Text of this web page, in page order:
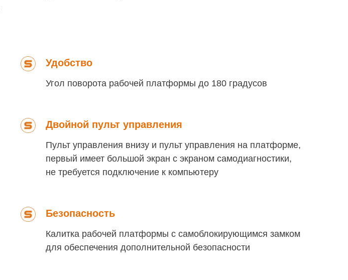
Удобство
Угол поворота рабочей платформы до 180 градусов
Двойной пульт управления
Пульт управления внизу и пульт управления на платформе,
первый имеет большой экран с экраном самодиагностики,
не требуется подключение к компьютеру
Безопасность
Калитка рабочей платформы с самоблокирующимся замком
для обеспечения дополнительной безопасности